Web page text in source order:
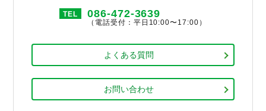
TEL 086-472-3639
（電話受付：平日10:00〜17:00）
よくある質問
お問い合わせ